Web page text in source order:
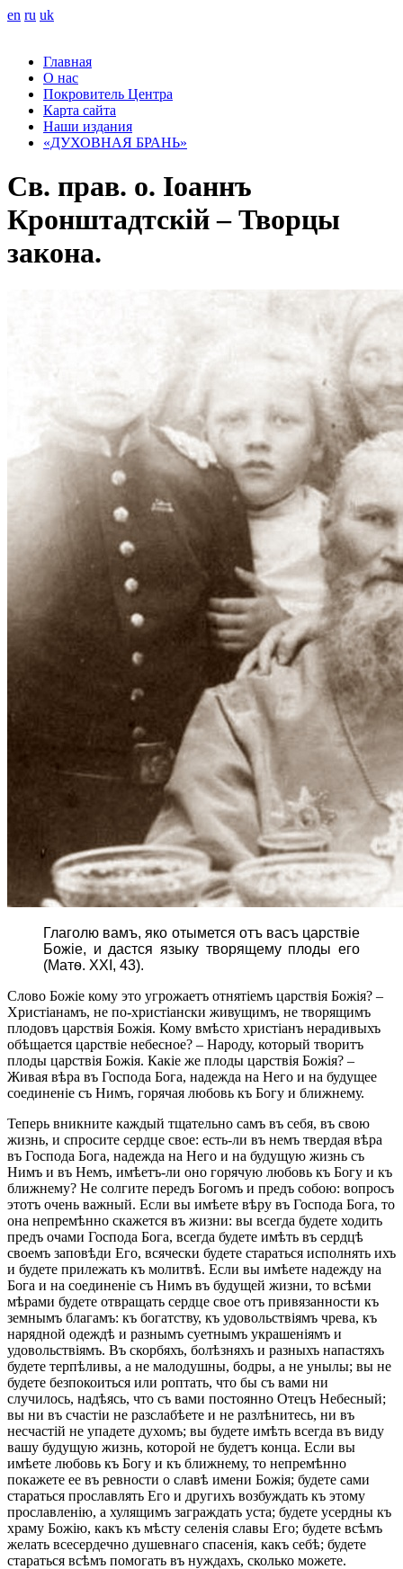
en ru uk
Главная
О нас
Покровитель Центра
Карта сайта
Наши издания
«ДУХОВНАЯ БРАНЬ»
Св. прав. о. Іоаннъ
Кронштадтскій – Творцы
закона.
Глаголю вамъ, яко отымется отъ васъ царствіе
Божіе, и дастся языку творящему плоды его
(Матѳ. XXI, 43).
Слово Божіе кому это угрожаетъ отнятіемъ царствія Божія? –
Христіанамъ, не по-христіански живущимъ, не творящимъ
плодовъ царствія Божія. Кому вмѣсто христіанъ нерадивыхъ
обѣщается царствіе небесное? – Народу, который творитъ
плоды царствія Божія. Какіе же плоды царствія Божія? –
Живая вѣра въ Господа Бога, надежда на Него и на будущее
соединеніе съ Нимъ, горячая любовь къ Богу и ближнему.
Теперь вникните каждый тщательно самъ въ себя, въ свою
жизнь, и спросите сердце свое: есть-ли въ немъ твердая вѣра
въ Господа Бога, надежда на Него и на будущую жизнь съ
Нимъ и въ Немъ, имѣетъ-ли оно горячую любовь къ Богу и къ
ближнему? Не солгите передъ Богомъ и предъ собою: вопросъ
этотъ очень важный. Если вы имѣете вѣру въ Господа Бога, то
она непремѣнно скажется въ жизни: вы всегда будете ходить
предъ очами Господа Бога, всегда будете имѣть въ сердцѣ
своемъ заповѣди Его, всячески будете стараться исполнять ихъ
и будете прилежать къ молитвѣ. Если вы имѣете надежду на
Бога и на соединеніе съ Нимъ въ будущей жизни, то всѣми
мѣрами будете отвращать сердце свое отъ привязанности къ
земнымъ благамъ: къ богатству, къ удовольствіямъ чрева, къ
нарядной одеждѣ и разнымъ суетнымъ украшеніямъ и
удовольствіямъ. Въ скорбяхъ, болѣзняхъ и разныхъ напастяхъ
будете терпѣливы, а не малодушны, бодры, а не унылы; вы не
будете безпокоиться или роптать, что бы съ вами ни
случилось, надѣясь, что съ вами постоянно Отецъ Небесный;
вы ни въ счастіи не разслабѣете и не разлѣнитесь, ни въ
несчастій не упадете духомъ; вы будете имѣть всегда въ виду
вашу будущую жизнь, которой не будетъ конца. Если вы
имѣете любовь къ Богу и къ ближнему, то непремѣнно
покажете ее въ ревности о славѣ имени Божія; будете сами
стараться прославлять Его и другихъ возбуждать къ этому
прославленію, а хулящимъ заграждать уста; будете усердны къ
храму Божію, какъ къ мѣсту селенія славы Его; будете всѣмъ
желать всесердечно душевнаго спасенія, какъ себѣ; будете
стараться всѣмъ помогать въ нуждахъ, сколько можете.